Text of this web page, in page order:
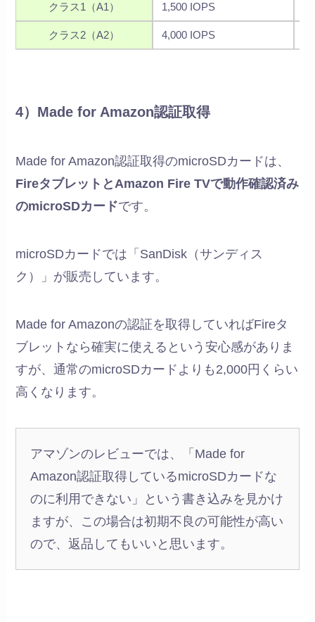
クラス1（A1） 1,500 IOPS
クラス2（A2） 4,000 IOPS
4）Made for Amazon認証取得
Made for Amazon認証取得のmicroSDカードは、
FireタブレットとAmazon Fire TVで動作確認済み
のmicroSDカードです。
microSDカードでは「SanDisk（サンディス
ク）」が販売しています。
Made for Amazonの認証を取得していればFireタ
ブレットなら確実に使えるという安心感がありま
すが、通常のmicroSDカードよりも2,000円くらい
高くなります。
アマゾンのレビューでは、「Made for
Amazon認証取得しているmicroSDカードな
のに利用できない」という書き込みを見かけ
ますが、この場合は初期不良の可能性が高い
ので、返品してもいいと思います。